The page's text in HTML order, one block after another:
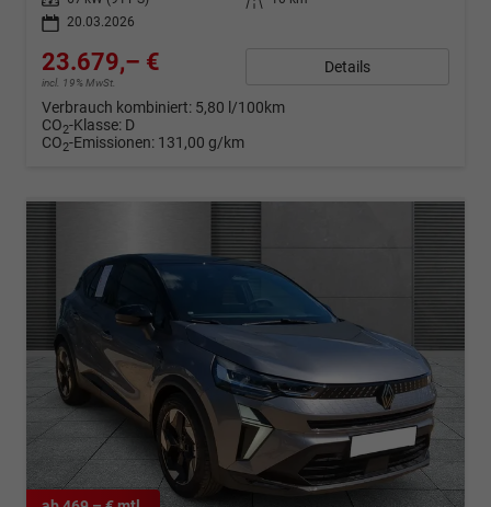
20.03.2026
23.679,– €
incl. 19% MwSt.
Details
Verbrauch kombiniert: 5,80 l/100km
CO2-Klasse: D
CO2-Emissionen: 131,00 g/km